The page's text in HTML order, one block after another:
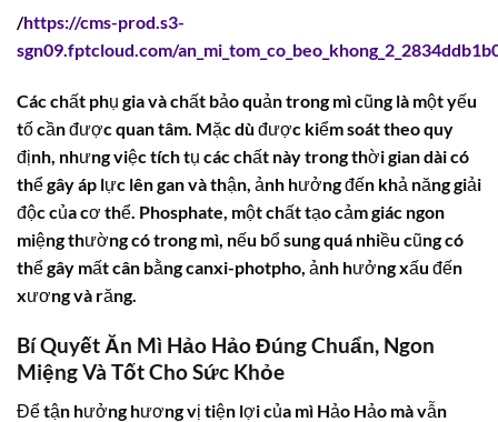
/https://cms-prod.s3-
sgn09.fptcloud.com/
Các chất phụ gia và chất bảo quản trong mì cũng là một yếu
tố cần được quan tâm. Mặc dù được kiểm soát theo quy
định, nhưng việc tích tụ các chất này trong thời gian dài có
thể gây áp lực lên gan và thận, ảnh hưởng đến khả năng giải
độc của cơ thể. Phosphate, một chất tạo cảm giác ngon
miệng thường có trong mì, nếu bổ sung quá nhiều cũng có
thể gây mất cân bằng canxi-photpho, ảnh hưởng xấu đến
xương và răng.
Bí Quyết Ăn Mì Hảo Hảo Đúng Chuẩn, Ngon
Miệng Và Tốt Cho Sức Khỏe
Để tận hưởng hương vị tiện lợi của mì Hảo Hảo mà vẫn